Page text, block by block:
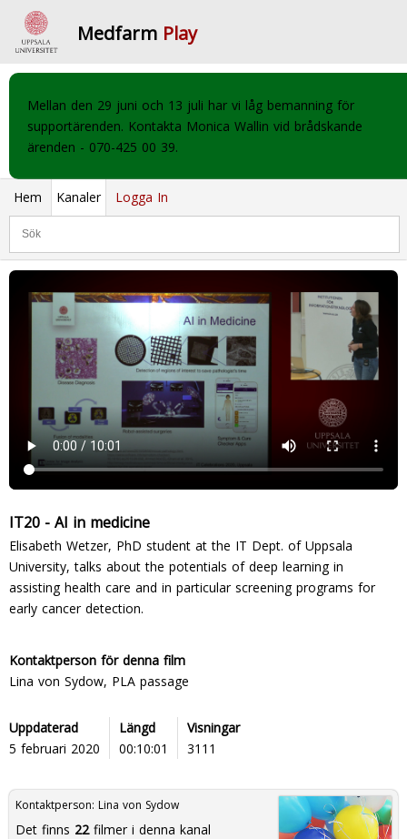
Medfarm Play
Mellan den 29 juni och 13 juli har vi låg bemanning för
supportärenden. Kontakta Monica Wallin vid brådskande
ärenden - 070-425 00 39.
Hem Kanaler Logga In
IT20 - AI in medicine
Elisabeth Wetzer, PhD student at the IT Dept. of Uppsala
University, talks about the potentials of deep learning in
assisting health care and in particular screening programs for
early cancer detection.
Kontaktperson för denna film
Lina von Sydow, PLA passage
Uppdaterad
5 februari 2020
Längd
00:10:01
Visningar
3111
Kontaktperson: Lina von Sydow
Det finns 22filmer i denna kanal